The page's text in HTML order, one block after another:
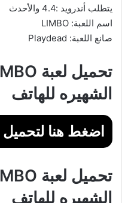
يتطلب أندرويد :4.4 والأحدث
اسم اللعبة: LIMBO‏
صانع اللعبة: Playdead
الشهيره للهاتف
اضغط هنا لتحميل
الشهيره للهاتف